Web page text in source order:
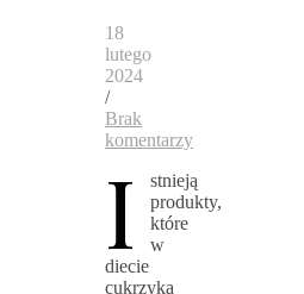
18
lutego
2024
/
Brak
komentarzy
I
stnieją
produkty,
które
w
diecie
cukrzyka